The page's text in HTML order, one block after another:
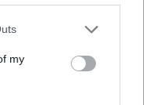
my
Diabetes tipo 2